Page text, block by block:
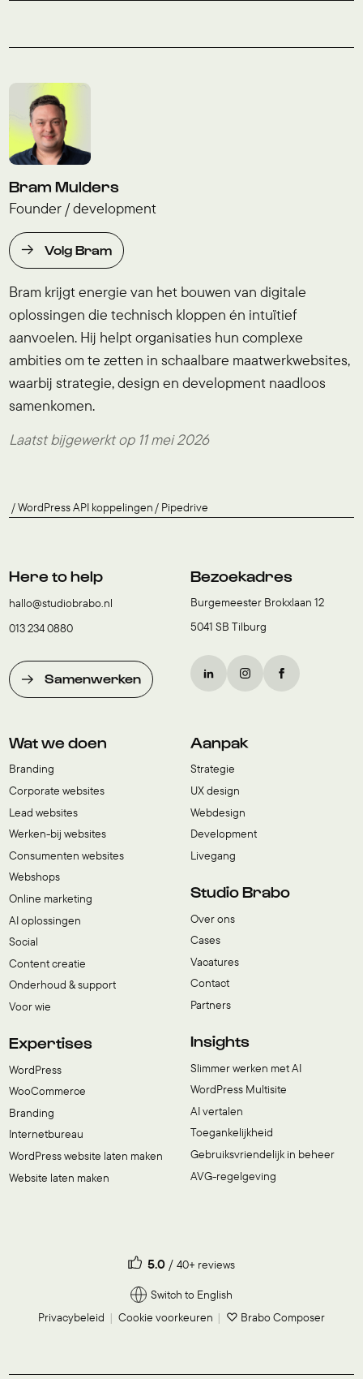
Bram Mulders
Founder / development
Volg Bram
Bram krijgt energie van het bouwen van digitale
oplossingen die technisch kloppen én intuïtief
aanvoelen. Hij helpt organisaties hun complexe
ambities om te zetten in schaalbare maatwerkwebsites,
waarbij strategie, design en development naadloos
samenkomen.
Laatst bijgewerkt op 11 mei 2026
WordPress API koppelingen Pipedrive
Here to help
hallo@studiobrabo.nl
013 234 0880
Samenwerken
Bezoekadres
Burgemeester Brokxlaan 12
5041 SB Tilburg
Wat we doen
Branding
Corporate websites
Lead websites
Werken-bij websites
Consumenten websites
Webshops
Online marketing
AI oplossingen
Social
Content creatie
Onderhoud & support
Voor wie
Expertises
WordPress
WooCommerce
Branding
Internetbureau
WordPress website laten maken
Website laten maken
Aanpak
Strategie
UX design
Webdesign
Development
Livegang
Studio Brabo
Over ons
Cases
Vacatures
Contact
Partners
Insights
Slimmer werken met AI
WordPress Multisite
AI vertalen
Toegankelijkheid
Gebruiksvriendelijk in beheer
AVG-regelgeving
5.0 40+ reviews
Switch to English
Privacybeleid
Cookie voorkeuren ♡ Brabo Composer